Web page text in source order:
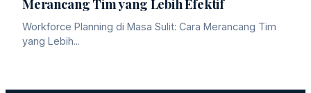
Merancang Tim yang Lebih Efektif
Workforce Planning di Masa Sulit: Cara Merancang Tim
yang Lebih...